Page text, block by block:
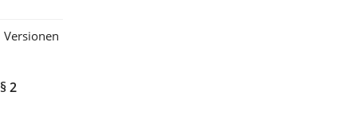
Versionen
§ 2